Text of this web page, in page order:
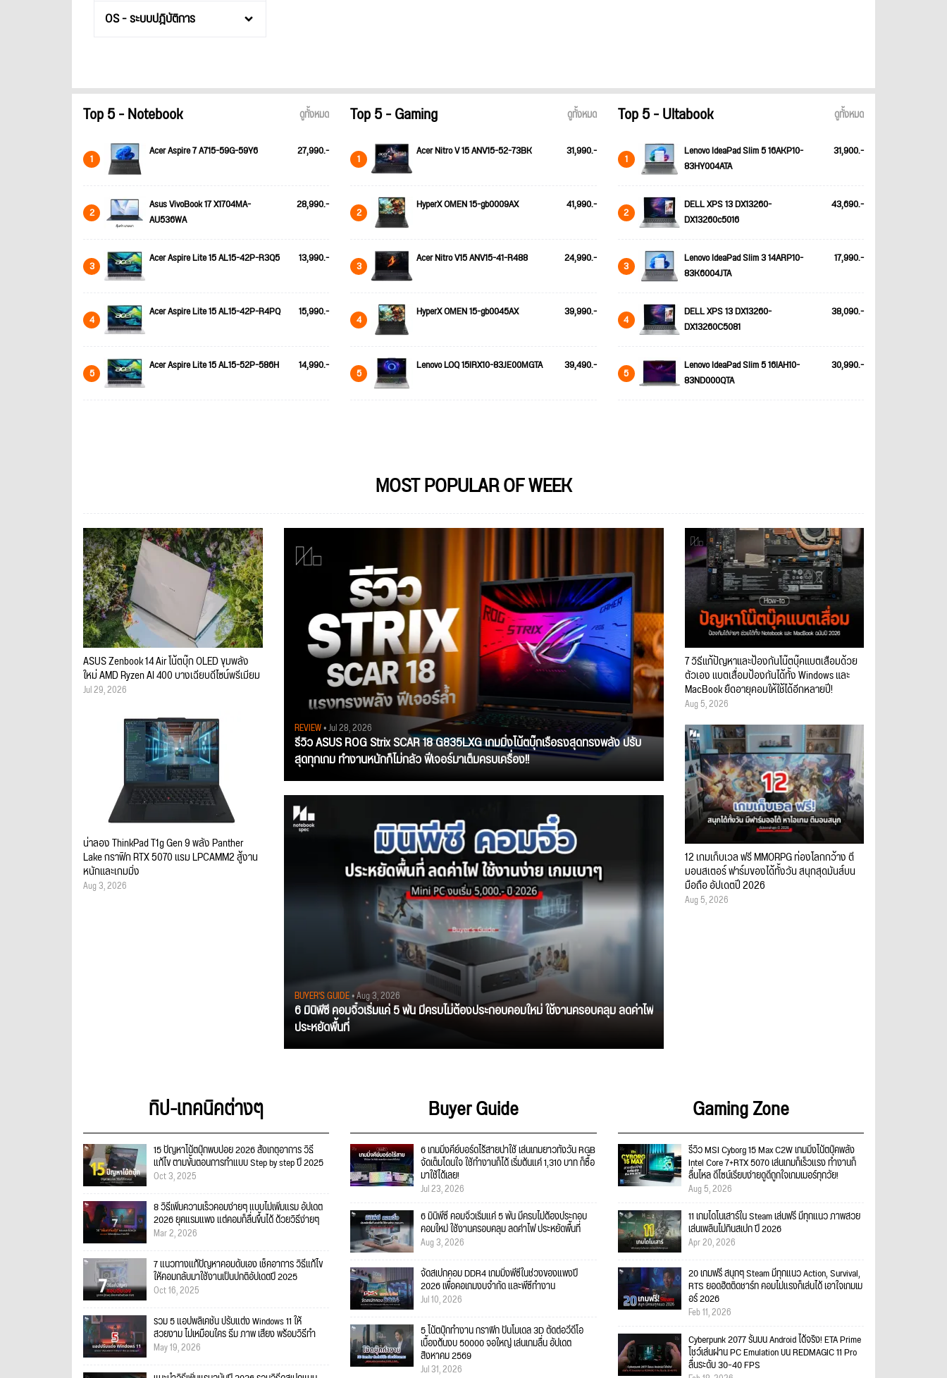
OS - ระบบปฎิบัติการ
Top 5 - Notebook ดูทั้งหมด
1 Acer Aspire 7 A715-59G-59Y6 27,990.-
2
Asus VivoBook 17 X1704MA-
AU536WA
28,990.-
3 Acer Aspire Lite 15 AL15-42P-R3Q5 13,990.-
4 Acer Aspire Lite 15 AL15-42P-R4PQ 15,990.-
5 Acer Aspire Lite 15 AL15-52P-586H 14,990.-
Top 5 - Gaming ดูทั้งหมด
1 Acer Nitro V 15 ANV15-52-73BK 31,990.-
2 HyperX OMEN 15-gb0009AX 41,990.-
3 Acer Nitro V15 ANV15-41-R488 24,990.-
4 HyperX OMEN 15-gb0045AX 39,990.-
5 Lenovo LOQ 15IRX10-83JE00MGTA 39,490.-
Top 5 - Ultabook ดูทั้งหมด
1
Lenovo IdeaPad Slim 5 16AKP10-
83HY004ATA
31,900.-
2
DELL XPS 13 DX13260-
DX13260c5016
43,690.-
3
Lenovo IdeaPad Slim 3 14ARP10-
83K6004JTA
17,990.-
4
DELL XPS 13 DX13260-
DX13260C5081
38,090.-
5
Lenovo IdeaPad Slim 5 16IAH10-
83ND000QTA
30,990.-
MOST POPULAR OF WEEK
REVIEW• Jul 28, 2026
รีวิว ASUS ROG Strix SCAR 18 G835LXG เกมมิ่งโน้ตบุ๊กเรือธงสุดทรงพลัง ปรับ
สุดทุกเกม ทำงานหนักก็ไม่กลัว ฟีเจอร์มาเต็มครบเครื่อง!!
BUYER'S GUIDE• Aug 3, 2026
6 มินิพีซี คอมจิ๋วเริ่มแค่ 5 พัน มีครบไม่ต้องประกอบคอมใหม่ ใช้งานครอบคลุม ลดค่าไฟ
ประหยัดพื้นที่
ASUS Zenbook 14 Air โน้ตบุ๊ก OLED ขุมพลัง
ใหม่ AMD Ryzen AI 400 บางเฉียบดีไซน์พรีเมียม
Jul 29, 2026
น่าลอง ThinkPad T1g Gen 9 พลัง Panther
Lake กราฟิก RTX 5070 แรม LPCAMM2 สู้งาน
หนักและเกมมิ่ง
Aug 3, 2026
7 วิธีแก้ปัญหาและป้องกันโน๊ตบุ๊คแบตเสื่อมด้วย
ตัวเอง แบตเสื่อมป้องกันได้ทั้ง Windows และ
MacBook ยืดอายุคอมให้ใช้ได้อีกหลายปี!
Aug 5, 2026
12 เกมเก็บเวล ฟรี MMORPG ท่องโลกกว้าง ตี
มอนสเตอร์ ฟาร์มของได้ทั้งวัน สนุกสุดมันส์บน
มือถือ อัปเดตปี 2026
Aug 5, 2026
ทิป-เทคนิคต่างๆ
15 ปัญหาโน้ตบุ๊กพบบ่อย 2026 สังเกตุอาการ วิธี
แก้ไข ตามขั้นตอนการทำแบบ Step by step ปี 2025
Oct 3, 2025
8 วิธีเพิ่มความเร็วคอมง่ายๆ แบบไม่เพิ่มแรม อัปเดต
2026 ยุคแรมแพง แต่คอมก็ลื่นขึ้นได้ ด้วยวิธีง่ายๆ
Mar 2, 2026
7 แนวทางแก้ปัญหาคอมดับเอง เช็คอาการ วิธีแก้ไข
ให้คอมกลับมาใช้งานเป็นปกติอัปเดตปี 2025
Oct 16, 2025
รวม 5 แอปพลิเคชัน ปรับแต่ง Windows 11 ให้
สวยงาม ไม่เหมือนใคร ธีม ภาพ เสียง พร้อมวิธีทำ
May 19, 2026
Buyer Guide
6 เกมมิ่งคีย์บอร์ดไร้สายน่าใช้ เล่นเกมยาวทั้งวัน RGB
จัดเต็มโดนใจ ใช้ทำงานก็ได้ เริ่มต้นแค่ 1,310 บาท ก็ซื้อ
มาใช้ได้เลย!
Jul 23, 2026
6 มินิพีซี คอมจิ๋วเริ่มแค่ 5 พัน มีครบไม่ต้องประกอบ
คอมใหม่ ใช้งานครอบคลุม ลดค่าไฟ ประหยัดพื้นที่
Aug 3, 2026
จัดสเปกคอม DDR4 เกมมิ่งพีซีในช่วงของแพงปี
2026 เพื่อคอเกมงบจำกัด และพีซีทำงาน
Jul 10, 2026
5 โน้ตบุ๊กทำงาน กราฟิก ปั้นโมเดล 3D ตัดต่อวีดีโอ
เบื้องต้นงบ 50000 จอใหญ่ เล่นเกมลื่น อัปเดต
สิงหาคม 2569
Jul 31, 2026
Gaming Zone
รีวิว MSI Cyborg 15 Max C2W เกมมิ่งโน้ตบุ๊คพลัง
Intel Core 7+RTX 5070 เล่นเกมก็เร็วแรง ทำงานก็
ลื่นไหล ดีไซน์เรียบง่ายดูดีถูกใจเกมเมอร์ทุกวัย!
Aug 5, 2026
11 เกมไดโนเสาร์ใน Steam เล่นฟรี มีทุกแนว ภาพสวย
เล่นเพลินไม่กินสเปก ปี 2026
Apr 20, 2026
20 เกมฟรี สนุกๆ Steam มีทุกแนว Action, Survival,
RTS ยอดฮิตติดชาร์ท คอมไม่แรงก็เล่นได้ เอาใจเกมเม
อร์ 2026
Feb 11, 2026
Cyberpunk 2077 รันบน Android ได้จริง! ETA Prime
โชว์เล่นผ่าน PC Emulation บน REDMAGIC 11 Pro
ลื่นระดับ 30–40 FPS